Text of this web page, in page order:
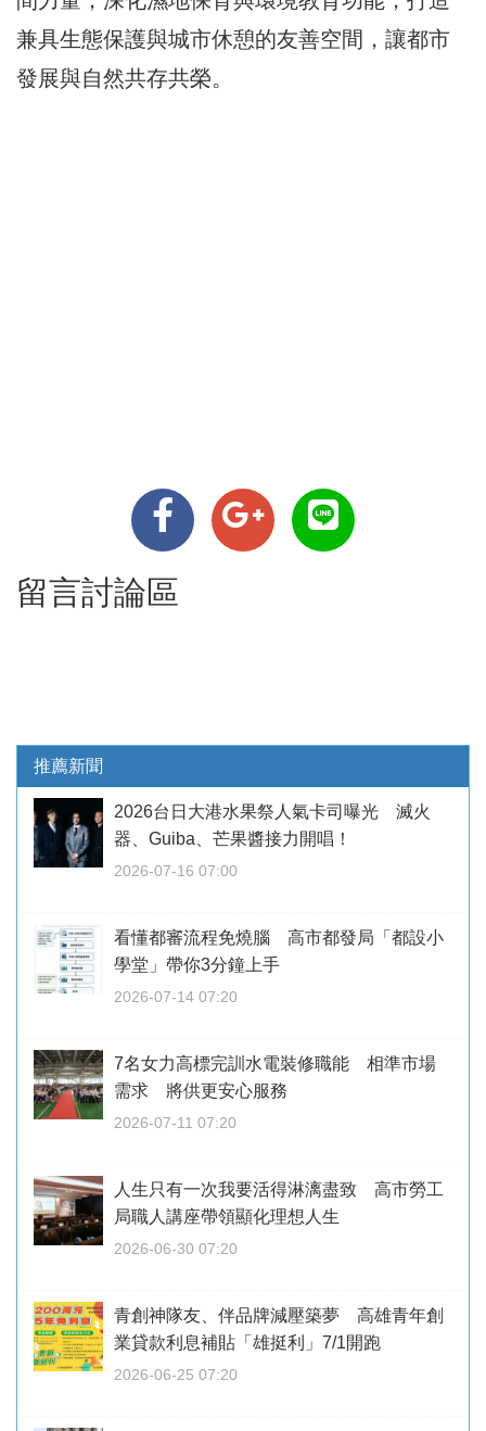
兼具生態保護與城市休憩的友善空間，讓都市
發展與自然共存共榮。
留言討論區
推薦新聞
2026台日大港水果祭人氣卡司曝光 滅火
器、Guiba、芒果醬接力開唱！
2026-07-16 07:00
看懂都審流程免燒腦 高市都發局「都設小
學堂」帶你3分鐘上手
2026-07-14 07:20
7名女力高標完訓水電裝修職能 相準市場
需求 將供更安心服務
2026-07-11 07:20
人生只有一次我要活得淋漓盡致 高市勞工
局職人講座帶領顯化理想人生
2026-06-30 07:20
青創神隊友、伴品牌減壓築夢 高雄青年創
業貸款利息補貼「雄挺利」7/1開跑
2026-06-25 07:20